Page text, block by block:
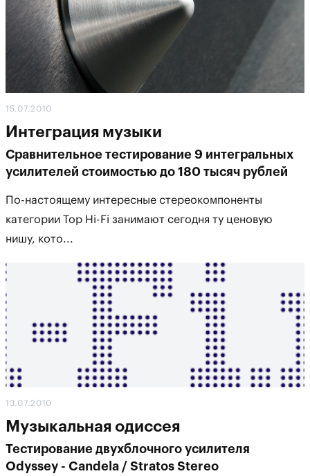
15.07.2010
Интеграция музыки
Сравнительное тестирование 9 интегральных
усилителей стоимостью до 180 тысяч рублей
По-настоящему интересные стереокомпоненты
категории Top Hi-Fi занимают сегодня ту ценовую
нишу, кото...
13.07.2010
Музыкальная одиссея
Тестирование двухблочного усилителя
Odyssey - Candela / Stratos Stereo